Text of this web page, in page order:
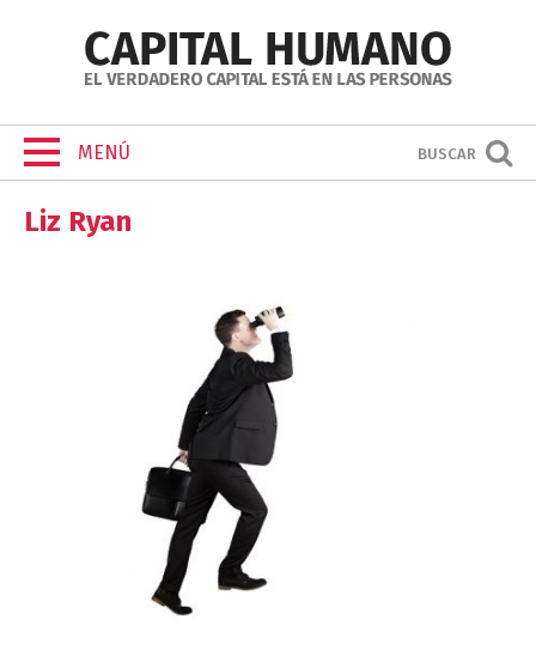
MENÚ BUSCAR
Liz Ryan